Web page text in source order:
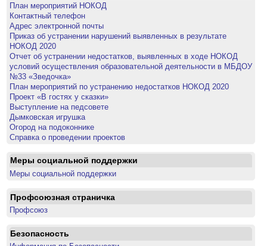
План мероприятий НОКОД
Контактный телефон
Адрес электронной почты
Приказ об устранении нарушений выявленных в результате
НОКОД 2020
Отчет об устранении недостатков, выявленных в ходе НОКОД
условий осуществления образовательной деятельности в МБДОУ
№33 «Зведочка»
План мероприятий по устранению недостатков НОКОД 2020
Проект «В гостях у сказки»
Выступление на педсовете
Дымковская игрушка
Огород на подоконнике
Справка о проведении проектов
Меры социальной поддержки
Меры социальной поддержки
Профсоюзная страничка
Профсоюз
Безопасность